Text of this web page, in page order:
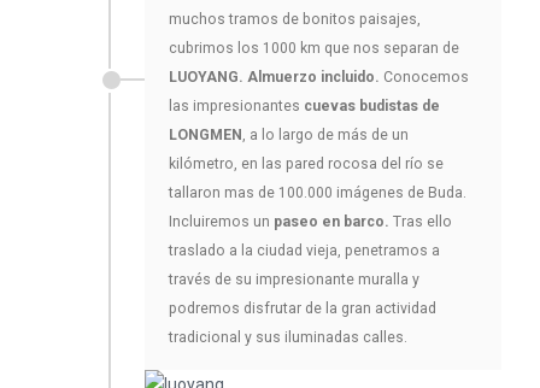
muchos tramos de bonitos paisajes,
cubrimos los 1000 km que nos separan de
LUOYANG. Almuerzo incluido. Conocemos
las impresionantes cuevas budistas de
LONGMEN , a lo largo de más de un
kilómetro, en las pared rocosa del río se
tallaron mas de 100.000 imágenes de Buda.
Incluiremos un paseo en barco. Tras ello
traslado a la ciudad vieja, penetramos a
través de su impresionante muralla y
podremos disfrutar de la gran actividad
tradicional y sus iluminadas calles.